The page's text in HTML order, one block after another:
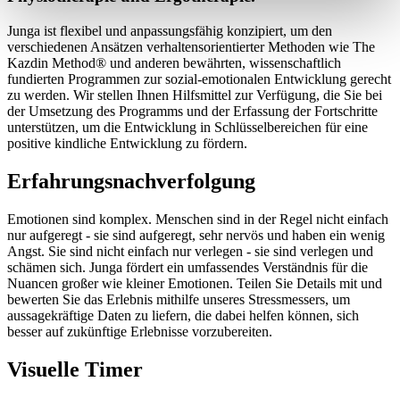
Junga ist flexibel und anpassungsfähig konzipiert, um den
verschiedenen Ansätzen verhaltensorientierter Methoden wie The
Kazdin Method® und anderen bewährten, wissenschaftlich
fundierten Programmen zur sozial-emotionalen Entwicklung gerecht
zu werden. Wir stellen Ihnen Hilfsmittel zur Verfügung, die Sie bei
der Umsetzung des Programms und der Erfassung der Fortschritte
unterstützen, um die Entwicklung in Schlüsselbereichen für eine
positive kindliche Entwicklung zu fördern.
Erfahrungsnachverfolgung
Emotionen sind komplex. Menschen sind in der Regel nicht einfach
nur aufgeregt - sie sind aufgeregt, sehr nervös und haben ein wenig
Angst. Sie sind nicht einfach nur verlegen - sie sind verlegen und
schämen sich. Junga fördert ein umfassendes Verständnis für die
Nuancen großer wie kleiner Emotionen. Teilen Sie Details mit und
bewerten Sie das Erlebnis mithilfe unseres Stressmessers, um
aussagekräftige Daten zu liefern, die dabei helfen können, sich
besser auf zukünftige Erlebnisse vorzubereiten.
Visuelle Timer